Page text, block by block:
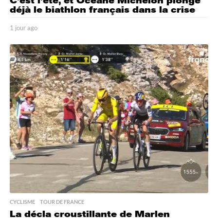
déjà le biathlon français dans la crise
1 jour ago
o
u
r
a
g
o
CYCLISME ,TOUR DE FRANCE
La décla croustillante de Marlen